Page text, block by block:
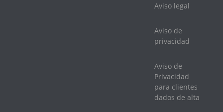
Aviso legal
Aviso de
privacidad
Aviso de
Privacidad
para clientes
dados de alta